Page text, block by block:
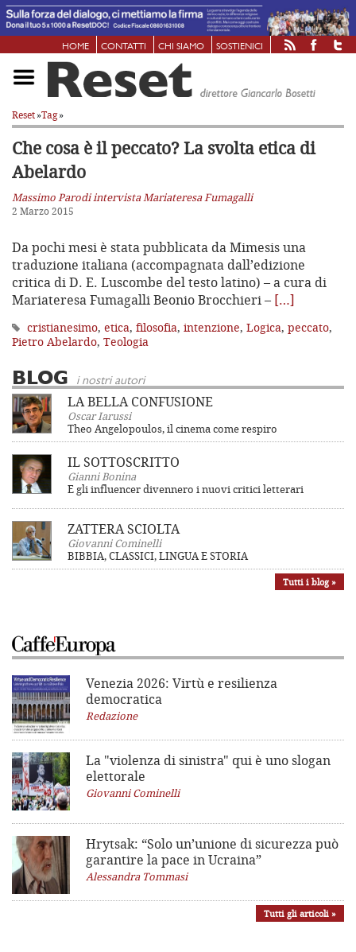
HOME CONTATTI CHI SIAMO SOSTIENICI
Reset»Tag»
Che cosa è il peccato?La svolta etica di
Abelardo
Massimo Parodi intervista Mariateresa Fumagalli
2 Marzo 2015
Da pochi mesi è stata pubblicata da Mimesis una
traduzione italiana (accompagnata dall’edizione
critica di D. E. Luscombe del testo latino) – a cura di
Mariateresa Fumagalli Beonio Brocchieri – […]
cristianesimo, etica, filosofia, intenzione, Logica, peccato,
Pietro Abelardo, Teologia
BLOG i nostri autori
LA BELLA CONFUSIONE
Oscar Iarussi
Theo Angelopoulos, il cinema come respiro
IL SOTTOSCRITTO
Gianni Bonina
E gli influencer divennero i nuovi critici letterari
ZATTERA SCIOLTA
Giovanni Cominelli
BIBBIA, CLASSICI, LINGUA E STORIA
Tutti i blog »
Venezia 2026: Virtù e resilienza
democratica
Redazione
La "violenza di sinistra" qui è uno slogan
elettorale
Giovanni Cominelli
Hrytsak: “Solo un’unione di sicurezza può
garantire la pace in Ucraina”
Alessandra Tommasi
Tutti gli articoli »